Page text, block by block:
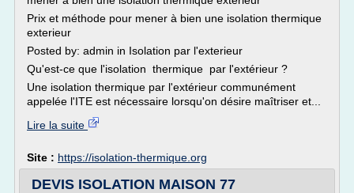
Prix et méthode pour mener à bien une isolation thermique
exterieur
Posted by: admin in Isolation par l'exterieur
Qu'est-ce que l'isolation thermique par l'extérieur ?
Une isolation thermique par l'extérieur communément
appelée l'ITE est nécessaire lorsqu'on désire maîtriser et...
Lire la suite
Site : https://isolation-thermique.org
DEVIS ISOLATION MAISON 77